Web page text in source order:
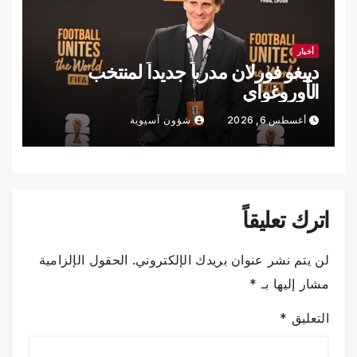
أخبار
دييغو فورلان مدرباً جديداً لمنتخب
الأوروغواي
أغسطس 6, 2026 شؤون آسيوية
اترك تعليقاً
لن يتم نشر عنوان بريدك الإلكتروني. الحقول الإلزامية
مشار إليها بـ *
التعليق *